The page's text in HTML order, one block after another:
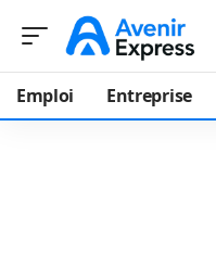
Emploi Entreprise